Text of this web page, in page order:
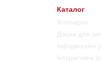
Каталог
Фліпчарти
Дошки для
Інформаційні
Інтерактивні